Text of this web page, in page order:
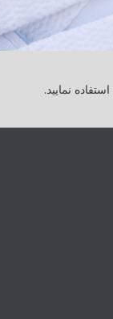
استفاده نمایید.